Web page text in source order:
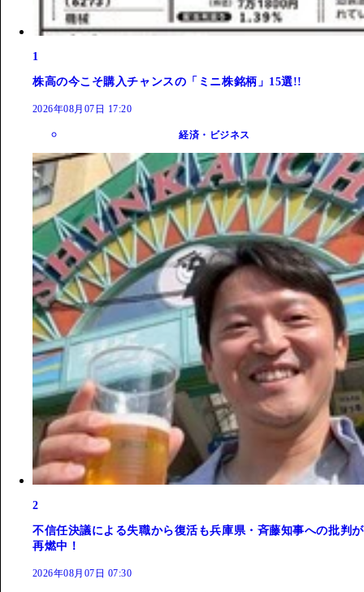
1
株高の今こそ購入チャンスの「ミニ株銘柄」15選!!
2026年08月07日 17:20
経済・ビジネス
2
不信任決議による失職から復活も兵庫県・斉藤知事への批判が
再燃中！
2026年08月07日 07:30